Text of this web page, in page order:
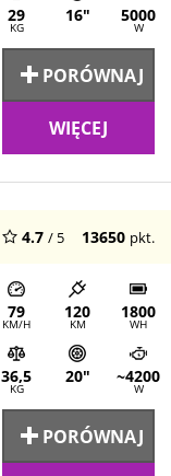
29
KG
16" 5000
W
PORÓWNAJ
WIĘCEJ
4.7 / 5 13650 pkt.
79
KM/H
120
KM
1800
WH
36,5
KG
20" ~4200
W
PORÓWNAJ